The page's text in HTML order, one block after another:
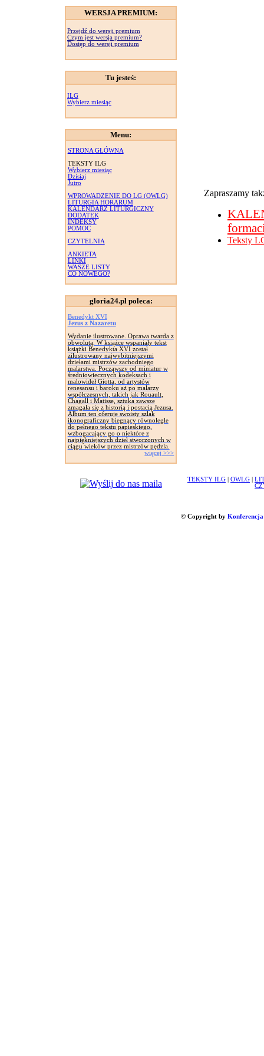
WERSJA PREMIUM:
Przejdź do wersji premium
Czym jest wersja premium?
Dostęp do wersji premium
Tu jesteś:
ILG
Wybierz miesiąc
Menu:
STRONA GŁÓWNA
TEKSTY ILG
Wybierz miesiąc
Dzisiaj
Jutro
WPROWADZENIE DO LG (OWLG)
LITURGIA HORARUM
KALENDARZ LITURGICZNY
DODATEK
INDEKSY
POMOC
CZYTELNIA
ANKIETA
LINKI
WASZE LISTY
CO NOWEGO?
gloria24.pl poleca:
Benedykt XVI
Jezus z Nazaretu
Wydanie ilustrowane. Oprawa twarda z
obwolutą. W książce wspaniały tekst
książki Benedykta XVI został
zilustrowany najwybitniejszymi
dziełami mistrzów zachodniego
malarstwa. Począwszy od miniatur w
średniowiecznych kodeksach i
malowideł Giotta, od artystów
renesansu i baroku aż po malarzy
współczesnych, takich jak Rouault,
Chagall i Matisse, sztuka zawsze
zmagała się z historią i postacią Jezusa.
Album ten oferuje swoisty szlak
ikonograficzny biegnący równolegle
do pełnego tekstu papieskiego,
wzbogacający go o niektóre z
najpiękniejszych dzieł stworzonych w
ciągu wieków przez mistrzów pędzla.
więcej >>>
Zapraszamy
Teksty
TEKSTY ILG OWLG
© Copyright by Konferencja